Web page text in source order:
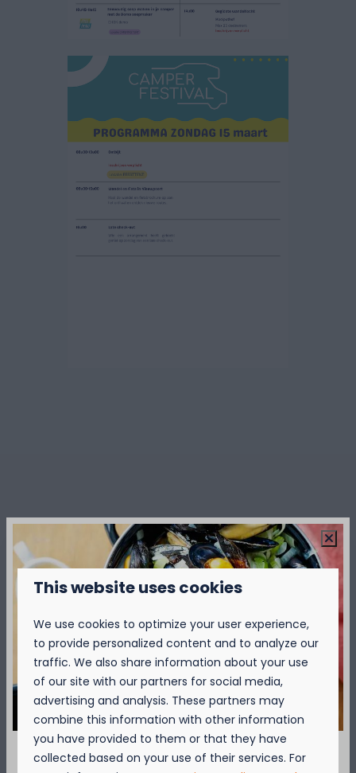
This website uses cookies
We use cookies to optimize your user experience,
to provide personalized content and to analyze our
traffic. We also share information about your use
of our site with our partners for social media,
advertising and analysis. These partners may
combine this information with other information
you have provided to them or that they have
collected based on your use of their services. For